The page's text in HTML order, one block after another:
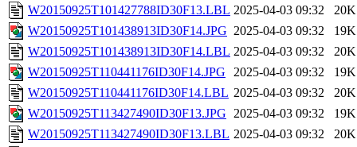
W20150925T101427788ID30F13.LBL 2025-04-03 09:32
20K
W20150925T101438913ID30F14.JPG 2025-04-03 09:32
19K
W20150925T101438913ID30F14.LBL 2025-04-03 09:32
20K
W20150925T110441176ID30F14.JPG
2025-04-03 09:32
19K
W20150925T110441176ID30F14.LBL 2025-04-03 09:32
20K
W20150925T113427490ID30F13.JPG 2025-04-03 09:32
19K
W20150925T113427490ID30F13.LBL 2025-04-03 09:32
20K